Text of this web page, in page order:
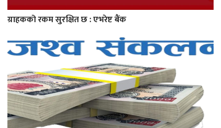
ग्राहकको रकम सुरक्षित छ : एभरेष्ट बैंक